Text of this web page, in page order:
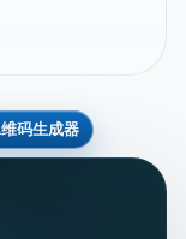
维码生成器